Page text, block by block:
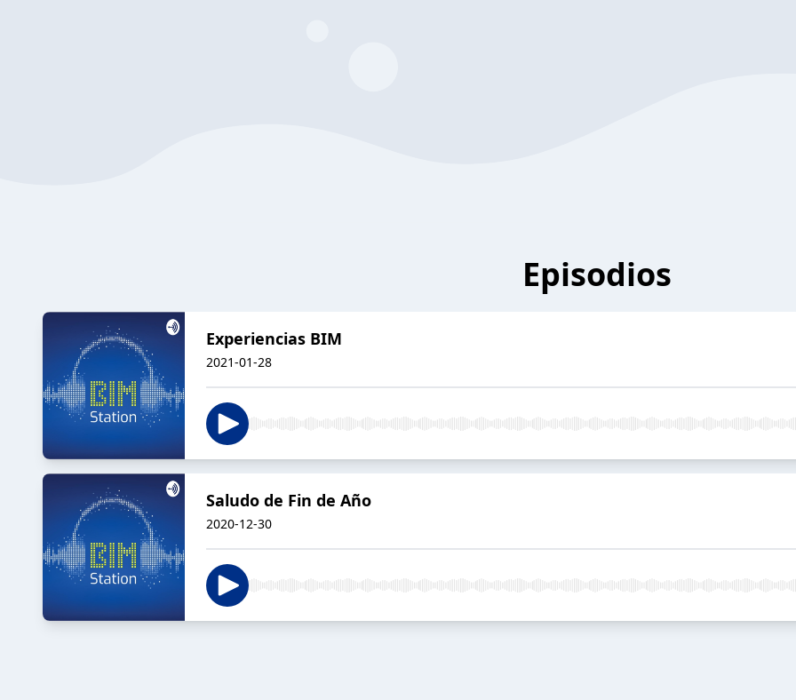
Episodios
Experiencias BIM
2021-01-28
Saludo de Fin de Año
2020-12-30